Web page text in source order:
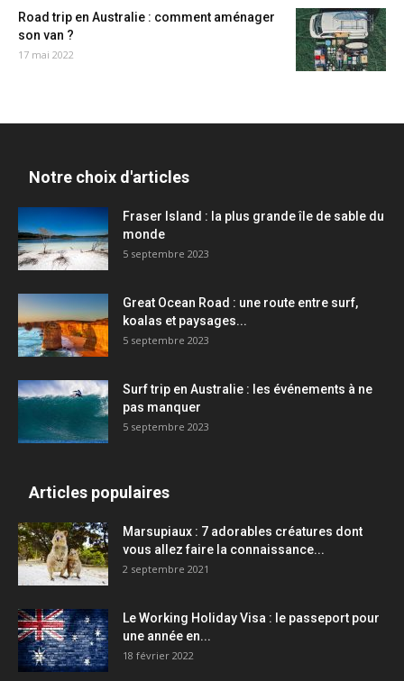
Road trip en Australie : comment aménager
son van ?
17 mai 2022
Notre choix d'articles
Fraser Island : la plus grande île de sable du
monde
5 septembre 2023
Great Ocean Road : une route entre surf,
koalas et paysages...
5 septembre 2023
Surf trip en Australie : les événements à ne
pas manquer
5 septembre 2023
Articles populaires
Marsupiaux : 7 adorables créatures dont
vous allez faire la connaissance...
2 septembre 2021
Le Working Holiday Visa : le passeport pour
une année en...
18 février 2022